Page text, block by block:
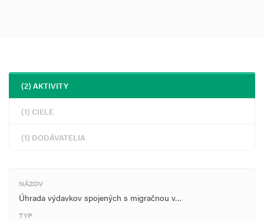
(2) AKTIVITY
(1) CIELE
(1) DODÁVATELIA
NÁZOV
Úhrada výdavkov spojených s migračnou v…
TYP